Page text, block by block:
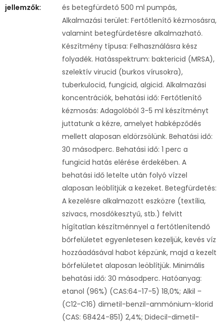
jellemzők:
és betegfürdető 500 ml pumpás,
Alkalmazási terület: Fertőtlenítő kézmosásra,
valamint betegfürdetésre alkalmazható.
Készítmény típusa: Felhasználásra kész
folyadék. Hatásspektrum: baktericid (MRSA),
szelektív virucid (burkos vírusokra),
tuberkulocid, fungicid, algicid. Alkalmazási
koncentrációk, behatási idő: Fertőtlenítő
kézmosás: Adagolóból 3-5 ml készítményt
juttatunk a kézre, amelyet habképződés
mellett alaposan eldörzsölünk. Behatási idő:
30 másodperc. Behatási idő: 1 perc a
fungicid hatás elérése érdekében. A
behatási idő letelte után folyó vízzel
alaposan leöblítjük a kezeket. Betegfürdetés:
A kezelésre alkalmazott eszközre (textília,
szivacs, mosdókesztyű, stb.) felvitt
hígítatlan készítménnyel a fertőtlenítendő
bőrfelületet egyenletesen kezeljük, kevés víz
hozzáadásával habot képzünk, majd a kezelt
bőrfelületet alaposan leöblítjük. Minimális
behatási idő: 30 másodperc. Hatóanyag:
etanol (96%) (CAS:64-17-5) 18,0%; Alkil –
(C12-C16) dimetil-benzil-ammónium-klorid
(CAS: 68424-851) 2,4%; Didecil-dimetil-